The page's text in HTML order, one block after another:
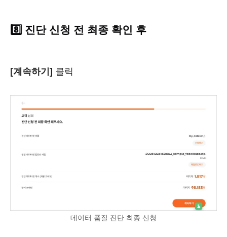
8️⃣ 진단 신청 전 최종 확인 후
[계속하기] 클릭
데이터 품질 진단 최종 신청